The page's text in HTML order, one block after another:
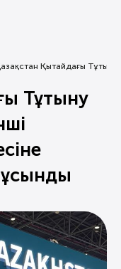
Қытайдағы
Тұтыну